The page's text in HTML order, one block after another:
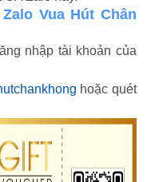
Vua Hút Chân
nhập tài khoản của
hoặc quét